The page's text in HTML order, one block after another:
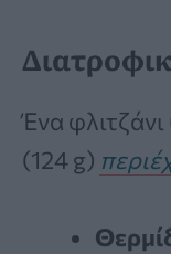
Ένα
(124 g)